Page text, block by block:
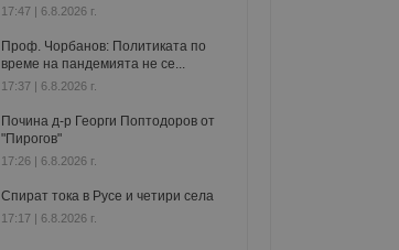
17:47 | 6.8.2026 г.
Проф. Чорбанов: Политиката по
време на пандемията не се...
17:37 | 6.8.2026 г.
Почина д-р Георги Поптодоров от
"Пирогов"
17:26 | 6.8.2026 г.
Спират тока в Русе и четири села
17:17 | 6.8.2026 г.